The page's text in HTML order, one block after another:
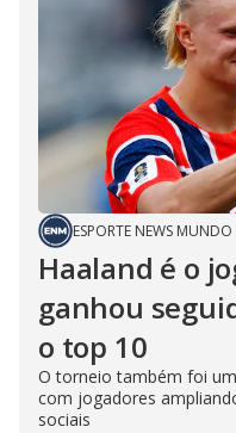
ESPORTE NEWS MUNDO
Haaland é o
ganhou
o top 10
O torneio também foi
com jogadores
sociais